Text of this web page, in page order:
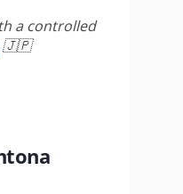
a controlled
🇯🇵